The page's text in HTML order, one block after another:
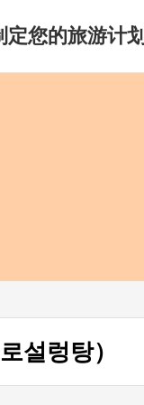
定您的旅游计划
설렁탕）